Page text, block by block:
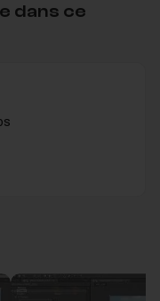
afin que vous
du formateur.
se former à After
dans ce